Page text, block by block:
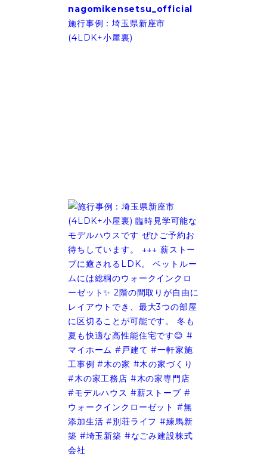
nagomikensetsu_official
施行事例：埼玉県新座市
(4LDK+小屋裏)